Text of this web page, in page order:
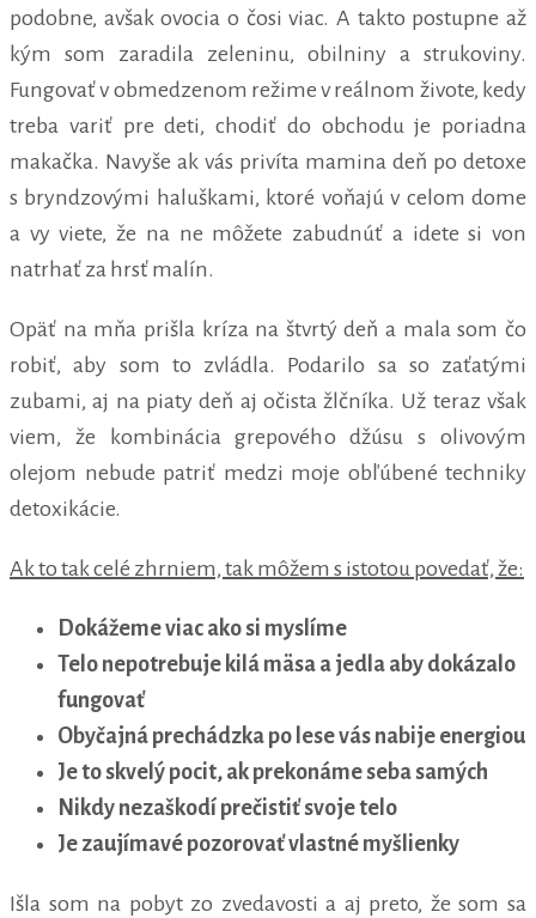
podobne, avšak ovocia o čosi viac. A takto postupne až
kým som zaradila zeleninu, obilniny a strukoviny.
Fungovať v obmedzenom režime v reálnom živote, kedy
treba variť pre deti, chodiť do obchodu je poriadna
makačka. Navyše ak vás privíta mamina deň po detoxe
s bryndzovými haluškami, ktoré voňajú v celom dome
a vy viete, že na ne môžete zabudnúť a idete si von
natrhať za hrsť malín.
Opäť na mňa prišla kríza na štvrtý deň a mala som čo
robiť, aby som to zvládla. Podarilo sa so zaťatými
zubami, aj na piaty deň aj očista žlčníka. Už teraz však
viem, že kombinácia grepového džúsu s olivovým
olejom nebude patriť medzi moje obľúbené techniky
detoxikácie.
Ak to tak celé zhrniem, tak môžem s istotou povedať, že:
Dokážeme viac ako si myslíme
Telo nepotrebuje kilá mäsa a jedla aby dokázalo
fungovať
Obyčajná prechádzka po lese vás nabije energiou
Je to skvelý pocit, ak prekonáme seba samých
Nikdy nezaškodí prečistiť svoje telo
Je zaujímavé pozorovať vlastné myšlienky
Išla som na pobyt zo zvedavosti a aj preto, že som sa